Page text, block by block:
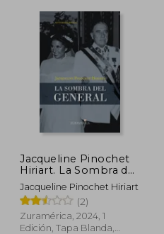
₡
Jacqueline Pinochet
Hiriart. La Sombra del
General
Jacqueline Pinochet Hiriart
(2)
Zuramérica, 2024, 1
Edición, Tapa Blanda,